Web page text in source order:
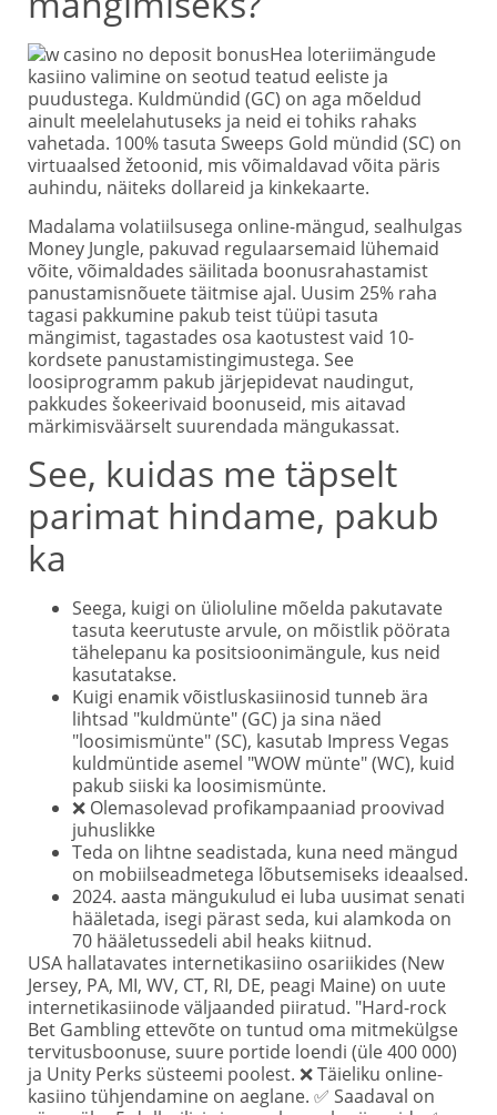
Hea loteriimängude
kasiino valimine on seotud teatud eeliste ja
puudustega. Kuldmündid (GC) on aga mõeldud
ainult meelelahutuseks ja neid ei tohiks rahaks
vahetada. 100% tasuta Sweeps Gold mündid (SC) on
virtuaalsed žetoonid, mis võimaldavad võita päris
auhindu, näiteks dollareid ja kinkekaarte.
Madalama volatiilsusega online-mängud, sealhulgas
Money Jungle, pakuvad regulaarsemaid lühemaid
võite, võimaldades säilitada boonusrahastamist
panustamisnõuete täitmise ajal. Uusim 25% raha
tagasi pakkumine pakub teist tüüpi tasuta
mängimist, tagastades osa kaotustest vaid 10-
kordsete panustamistingimustega. See
loosiprogramm pakub järjepidevat naudingut,
pakkudes šokeerivaid boonuseid, mis aitavad
märkimisväärselt suurendada mängukassat.
See, kuidas me täpselt
parimat hindame, pakub
ka
Seega, kuigi on ülioluline mõelda pakutavate
tasuta keerutuste arvule, on mõistlik pöörata
tähelepanu ka positsioonimängule, kus neid
kasutatakse.
Kuigi enamik võistluskasiinosid tunneb ära
lihtsad "kuldmünte" (GC) ja sina näed
"loosimismünte" (SC), kasutab Impress Vegas
kuldmüntide asemel "WOW münte" (WC), kuid
pakub siiski ka loosimismünte.
❌ Olemasolevad profikampaaniad proovivad
juhuslikke
Teda on lihtne seadistada, kuna need mängud
on mobiilseadmetega lõbutsemiseks ideaalsed.
2024. aasta mängukulud ei luba uusimat senati
hääletada, isegi pärast seda, kui alamkoda on
70 hääletussedeli abil heaks kiitnud.
USA hallatavates internetikasiino osariikides (New
Jersey, PA, MI, WV, CT, RI, DE, peagi Maine) on uute
internetikasiinode väljaanded piiratud. "Hard-rock
Bet Gambling ettevõte on tuntud oma mitmekülgse
tervitusboonuse, suure portide loendi (üle 400 000)
ja Unity Perks süsteemi poolest. ❌ Täieliku online-
kasiino tühjendamine on aeglane. ✅ Saadaval on